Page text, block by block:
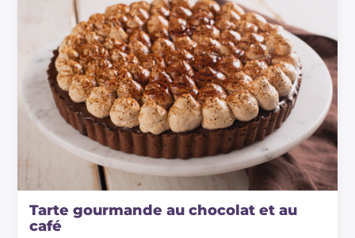
Tarte gourmande au chocolat et au
café